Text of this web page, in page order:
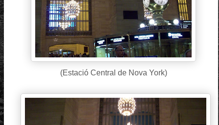
(Estació Central de Nova York)